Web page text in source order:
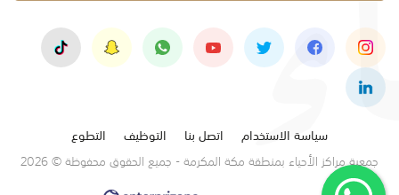
سياسة الاستخدام اتصل بنا التوظيف
التطوع
جمعية مراكز الأحياء بمنطقة مكة المكرمة - جميع الحقوق محفوظة © 2026